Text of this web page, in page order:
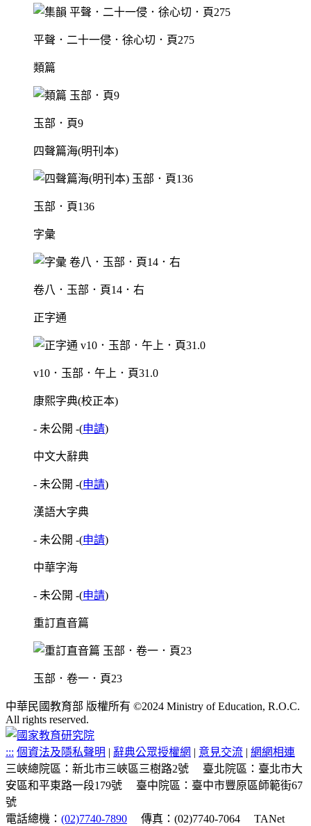
平聲．二十一侵．徐心切．頁275
類篇
玉部．頁9
四聲篇海(明刊本)
玉部．頁136
字彙
卷八．玉部．頁14．右
正字通
v10．玉部．午上．頁31.0
康熙字典(校正本)
- 未公開 -(申請)
中文大辭典
- 未公開 -(申請)
漢語大字典
- 未公開 -(申請)
中華字海
- 未公開 -(申請)
重訂直音篇
玉部．卷一．頁23
中華民國教育部 版權所有 ©2024 Ministry of Education, R.O.C.
All rights reserved.
::: 個資法及隱私聲明 | 辭典公眾授權網 | 意見交流 | 網網相連
三峽總院區：新北市三峽區三樹路2號
臺北院區：臺北市大
安區和平東路一段179號
臺中院區：臺中市豐原區師範街67
號
電話總機： (02)7740-7890 傳真：(02)7740-7064
TANet